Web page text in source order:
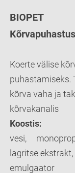
BIOPET
Koerte välise
puhastamiseks.
kõrva vaha ja
kõrvakanalis
Koostis:
vesi,
lagritse
emulgaator